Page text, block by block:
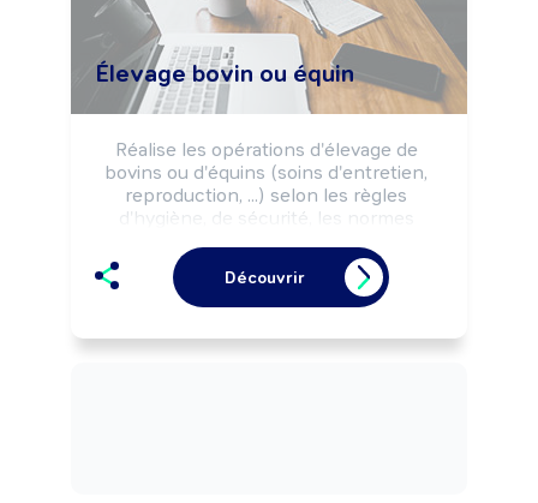
Élevage bovin ou équin
Réalise les opérations d'élevage de
bovins ou d'équins (soins d'entretien,
reproduction, ...) selon les règles
d'hygiène, de sécurité, les normes
production (rendement, ...).
Peut cultiver les plantes destinées à
l'alimentation des animaux (fourrages,
Peut coordonner une équipe et diriger
Découvrir